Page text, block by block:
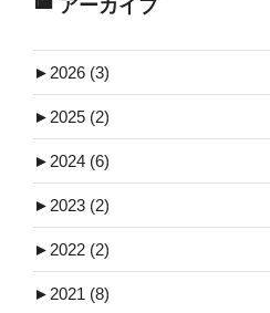
アーカイブ
► 2026 (3)
► 2025 (2)
► 2024 (6)
► 2023 (2)
► 2022 (2)
► 2021 (8)